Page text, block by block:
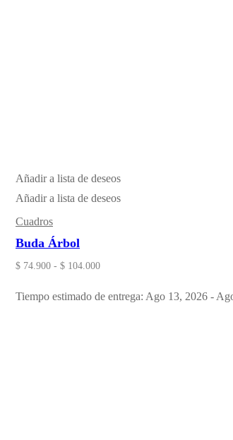
Añadir a lista de deseos
Añadir a lista de deseos
Cuadros
Buda Árbol
$ 74.900 - $ 104.000
Tiempo estimado de entrega: Ago 13, 2026 -